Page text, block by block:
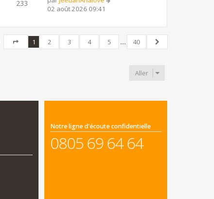
233
02 août 2026 09:41
Page
sur40
1 2 3 4 5 …
40
Suivant
Aller
Notre ligne d'écoute confidentielle
0805 69 64 64